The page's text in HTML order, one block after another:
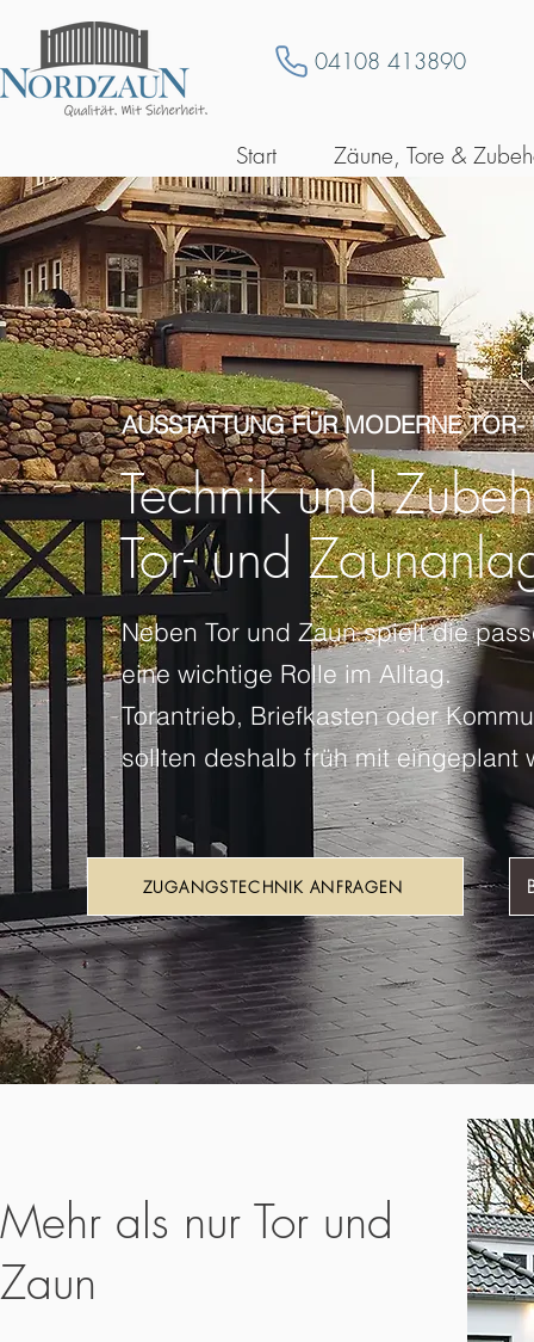
04108 413890
Start Zäune, Tore &
AUSSTATTUNG FÜR MODERNE
Technik und
Tor- und
Neben Tor und Zaun spielt die
eine wichtige Rolle im Alltag.
Torantrieb, Briefkasten oder
sollten deshalb früh mit eingeplant
ZUGANGSTECHNIK ANFRAGEN
Mehr als nur Tor und
Zaun